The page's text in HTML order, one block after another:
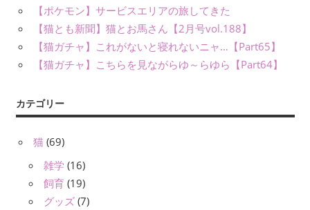
【ポケモン】サービスエリアの旅してきた
【猫とも新聞】猫とお馬さん【2月号vol.188】
【猫ガチャ】これがないと寝れないニャ…【Part65】
【猫ガチャ】こちらを見ながらゆ～らゆら【Part64】
カテゴリー
猫 (69)
雑学 (16)
飼育 (19)
グッズ (7)